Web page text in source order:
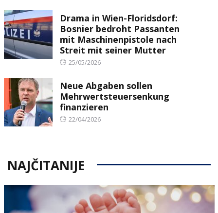
Drama in Wien-Floridsdorf:
Bosnier bedroht Passanten
mit Maschinenpistole nach
Streit mit seiner Mutter
Posted
25/05/2026
Neue Abgaben sollen
Mehrwertsteuersenkung
finanzieren
Posted
22/04/2026
NAJČITANIJE